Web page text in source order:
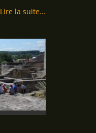
Lire la suite